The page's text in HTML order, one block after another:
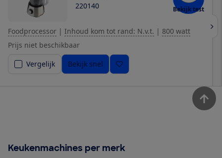
220140 Bekijk test
Foodprocessor | Inhoud kom tot rand: N.v.t. | 800 watt
Prijs niet beschikbaar
Vergelijk
Bekijk snel
Keukenmachines per merk